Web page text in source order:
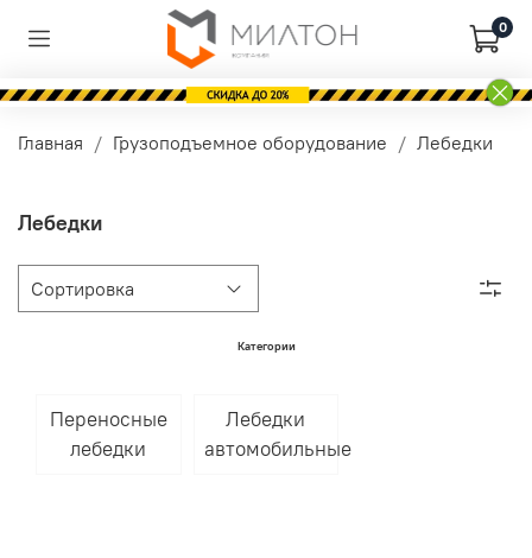
0
Главная Грузоподъемное оборудование Лебедки
Лебедки
Категории
Переносные
лебедки
Лебедки
автомобильные